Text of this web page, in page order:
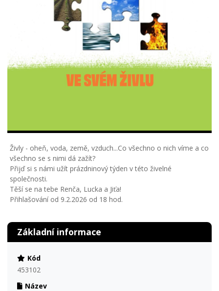
Živly - oheň, voda, země, vzduch...Co všechno o nich víme a co
všechno se s nimi dá zažít?
Přijď si s námi užít prázdninový týden v této živelné
společnosti.
Těší se na tebe Renča, Lucka a Jiťa!
Přihlašování od 9.2.2026 od 18 hod.
Základní informace
Kód
453102
Název